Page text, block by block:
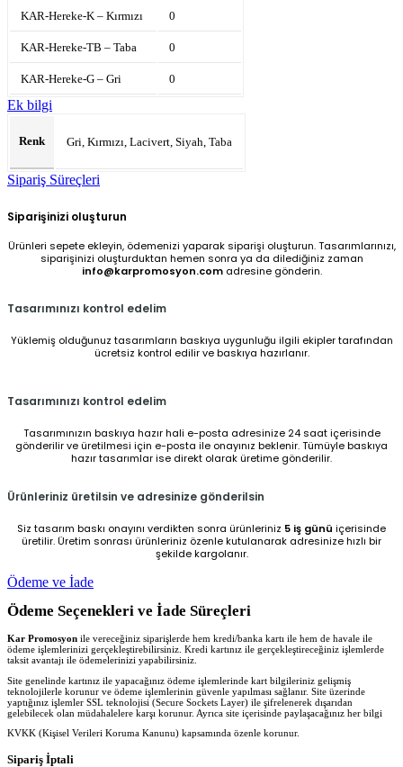
KAR-Hereke-K – Kırmızı 0
KAR-Hereke-TB – Taba 0
KAR-Hereke-G – Gri 0
Ek bilgi
Renk Gri, Kırmızı, Lacivert, Siyah, Taba
Sipariş Süreçleri
Siparişinizi oluşturun
Ürünleri sepete ekleyin, ödemenizi yaparak siparişi oluşturun. Tasarımlarınızı,
siparişinizi oluşturduktan hemen sonra ya da dilediğiniz zaman
info@karpromosyon.comadresine gönderin.
Tasarımınızı kontrol edelim
Yüklemiş olduğunuz tasarımların baskıya uygunluğu ilgili ekipler tarafından
ücretsiz kontrol edilir ve baskıya hazırlanır.
Tasarımınızı kontrol edelim
Tasarımınızın baskıya hazır hali e-posta adresinize 24 saat içerisinde
gönderilir ve üretilmesi için e-posta ile onayınız beklenir. Tümüyle baskıya
hazır tasarımlar ise direkt olarak üretime gönderilir.
Ürünleriniz üretilsin ve adresinize gönderilsin
Siz tasarım baskı onayını verdikten sonra ürünleriniz 5 iş günü içerisinde
üretilir. Üretim sonrası ürünleriniz özenle kutulanarak adresinize hızlı bir
şekilde kargolanır.
Ödeme ve İade
Ödeme Seçenekleri ve İade Süreçleri
Kar Promosyon ile vereceğiniz siparişlerde hem kredi/banka kartı ile hem de havale ile
ödeme işlemlerinizi gerçekleştirebilirsiniz. Kredi kartınız ile gerçekleştireceğiniz işlemlerde
taksit avantajı ile ödemelerinizi yapabilirsiniz.
Site genelinde kartınız ile yapacağınız ödeme işlemlerinde kart bilgileriniz gelişmiş
teknolojilerle korunur ve ödeme işlemlerinin güvenle yapılması sağlanır. Site üzerinde
yaptığınız işlemler SSL teknolojisi (Secure Sockets Layer) ile şifrelenerek dışarıdan
gelebilecek olan müdahalelere karşı korunur. Ayrıca site içerisinde paylaşacağınız her bilgi
KVKK (Kişisel Verileri Koruma Kanunu) kapsamında özenle korunur.
Sipariş İptali